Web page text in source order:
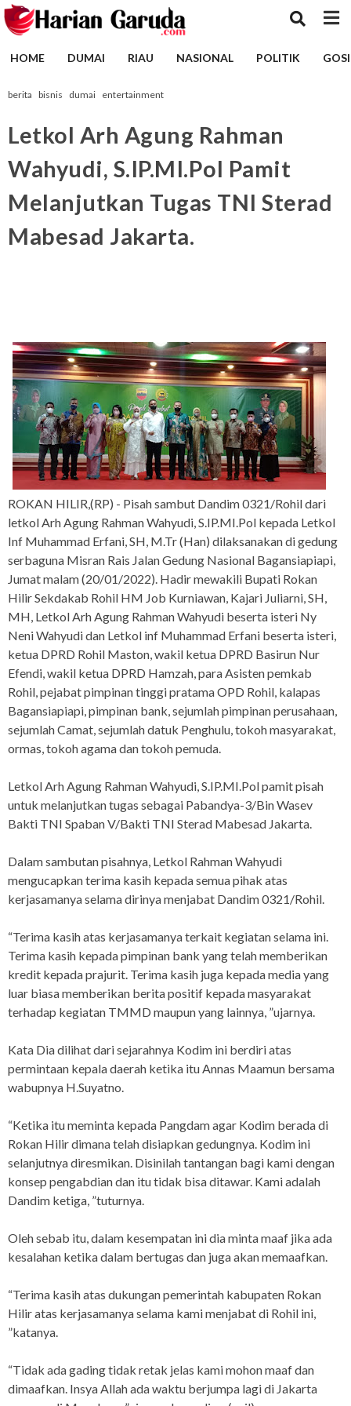
HOME DUMAI RIAU NASIONAL POLITIK
berita bisnis dumai entertainment
Letkol Arh Agung Rahman
Wahyudi, S.IP.MI.Pol Pamit
Melanjutkan Tugas TNI Sterad
Mabesad Jakarta.
ROKAN HILIR,(RP) - Pisah sambut Dandim 0321/Rohil dari
letkol Arh Agung Rahman Wahyudi, S.IP.MI.Pol kepada Letkol
Inf Muhammad Erfani, SH, M.Tr (Han) dilaksanakan di gedung
serbaguna Misran Rais Jalan Gedung Nasional Bagansiapiapi,
Jumat malam (20/01/2022). Hadir mewakili Bupati Rokan
Hilir Sekdakab Rohil HM Job Kurniawan, Kajari Juliarni, SH,
MH, Letkol Arh Agung Rahman Wahyudi beserta isteri Ny
Neni Wahyudi dan Letkol inf Muhammad Erfani beserta isteri,
ketua DPRD Rohil Maston, wakil ketua DPRD Basirun Nur
Efendi, wakil ketua DPRD Hamzah, para Asisten pemkab
Rohil, pejabat pimpinan tinggi pratama OPD Rohil, kalapas
Bagansiapiapi, pimpinan bank, sejumlah pimpinan perusahaan,
sejumlah Camat, sejumlah datuk Penghulu, tokoh masyarakat,
ormas, tokoh agama dan tokoh pemuda.
Letkol Arh Agung Rahman Wahyudi, S.IP.MI.Pol pamit pisah
untuk melanjutkan tugas sebagai Pabandya-3/Bin Wasev
Bakti TNI Spaban V/Bakti TNI Sterad Mabesad Jakarta.
Dalam sambutan pisahnya, Letkol Rahman Wahyudi
mengucapkan terima kasih kepada semua pihak atas
kerjasamanya selama dirinya menjabat Dandim 0321/Rohil.
“Terima kasih atas kerjasamanya terkait kegiatan selama ini.
Terima kasih kepada pimpinan bank yang telah memberikan
kredit kepada prajurit. Terima kasih juga kepada media yang
luar biasa memberikan berita positif kepada masyarakat
terhadap kegiatan TMMD maupun yang lainnya, ”ujarnya.
Kata Dia dilihat dari sejarahnya Kodim ini berdiri atas
permintaan kepala daerah ketika itu Annas Maamun bersama
wabupnya H.Suyatno.
“Ketika itu meminta kepada Pangdam agar Kodim berada di
Rokan Hilir dimana telah disiapkan gedungnya. Kodim ini
selanjutnya diresmikan. Disinilah tantangan bagi kami dengan
konsep pengabdian dan itu tidak bisa ditawar. Kami adalah
Dandim ketiga, ”tuturnya.
Oleh sebab itu, dalam kesempatan ini dia minta maaf jika ada
kesalahan ketika dalam bertugas dan juga akan memaafkan.
“Terima kasih atas dukungan pemerintah kabupaten Rokan
Hilir atas kerjasamanya selama kami menjabat di Rohil ini,
”katanya.
“Tidak ada gading tidak retak jelas kami mohon maaf dan
dimaafkan. Insya Allah ada waktu berjumpa lagi di Jakarta